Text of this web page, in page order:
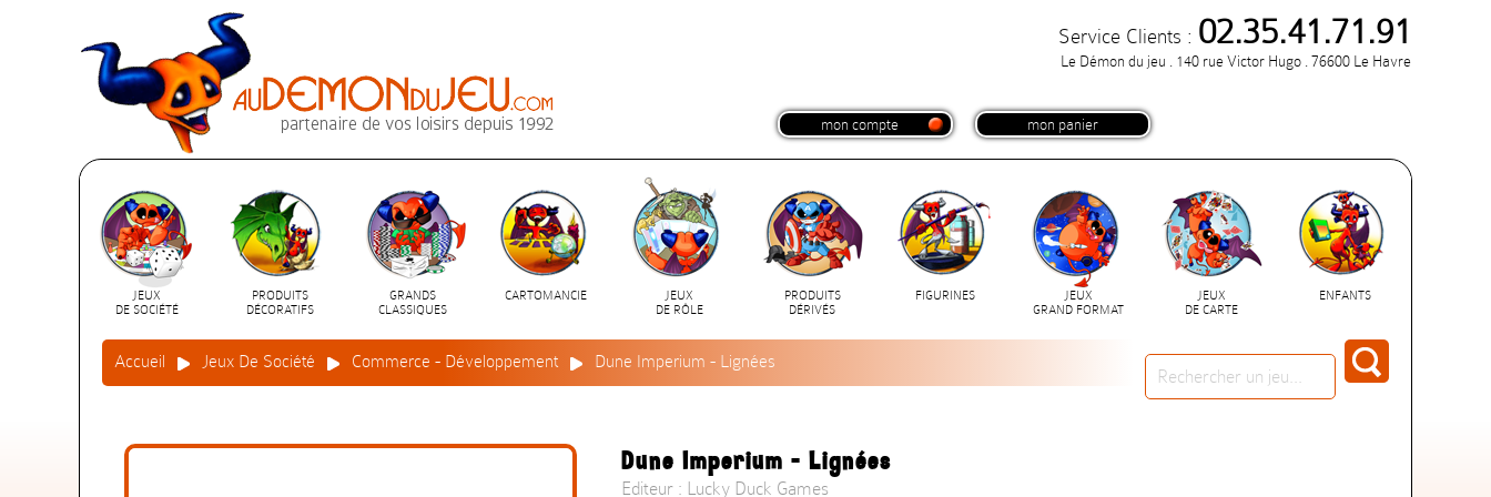
Service Clients : 02.35.41.71.91
Le Démon du jeu . 140 rue Victor Hugo . 76600 Le Havre
mon compte mon panier
JEUX
DE SOCIÉTÉ
PRODUITS
DÉCORATIFS
GRANDS
CLASSIQUES
CARTOMANCIE
JEUX
DE RÔLE
PRODUITS
DÉRIVÉS
FIGURINES
JEUX
GRAND FORMAT
JEUX
DE CARTE
ENFANTS
Accueil Jeux De Société Commerce - Développement Dune Imperium - Lignées
Dune Imperium - Lignées
Editeur : Lucky Duck Games